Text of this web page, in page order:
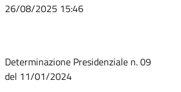
26/08/2025 15:46
Determinazione Presidenziale n. 09
del 11/01/2024